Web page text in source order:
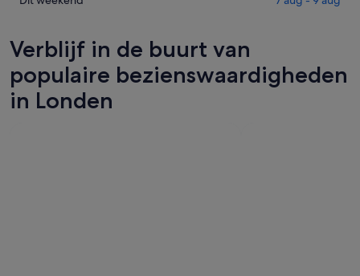
-
aug,
bekijken
8
-
9
voor
dit
weekend,
7
Verblijf in de buurt van
populaire bezienswaardigheden
in Londen